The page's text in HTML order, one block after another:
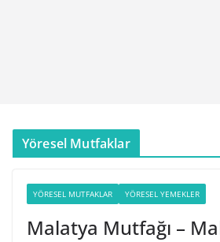
Yöresel Mutfaklar
YÖRESEL MUTFAKLAR YÖRESEL YEMEKLER
Malatya Mutfağı –